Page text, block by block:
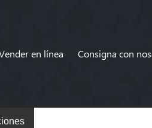
en línea Consigna con